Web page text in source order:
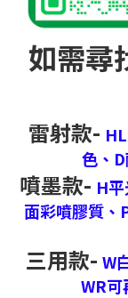
如需尋
雷射款-
色、
噴墨款- H
面彩噴膠質、
三用款- W
WR可